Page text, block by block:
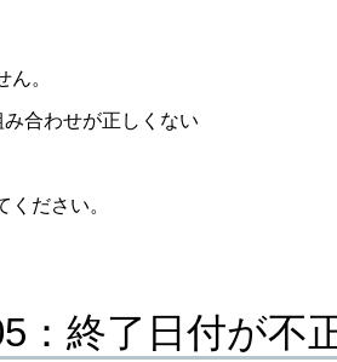
。
合わせが正しくない
ださい。
：終了日付が不